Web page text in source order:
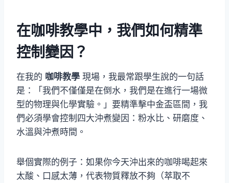
在咖啡教學中，我們如何精準
控制變因？
在我的 咖啡教學 現場，我最常跟學生說的一句話
是：「我們不僅僅是在倒水，我們是在進行一場微
型的物理與化學實驗。」要精準擊中金盃區間，我
們必須學會控制四大沖煮變因：粉水比、研磨度、
水溫與沖煮時間。
舉個實際的例子：如果你今天沖出來的咖啡喝起來
太酸、口感太薄，代表物質釋放不夠（萃取不